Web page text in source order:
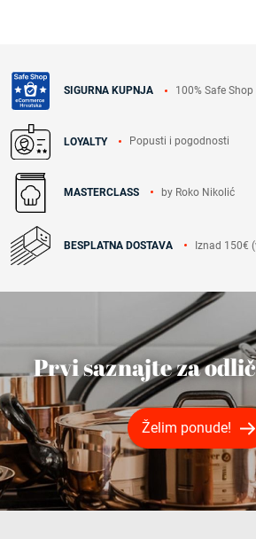
SIGURNA KUPNJA 100% Safe Shop
LOYALTY Popusti i pogodnosti
MASTERCLASS by Roko Nikolić
BESPLATNA DOSTAVA Iznad 150€
Prvi saznajte za
Želim ponude!